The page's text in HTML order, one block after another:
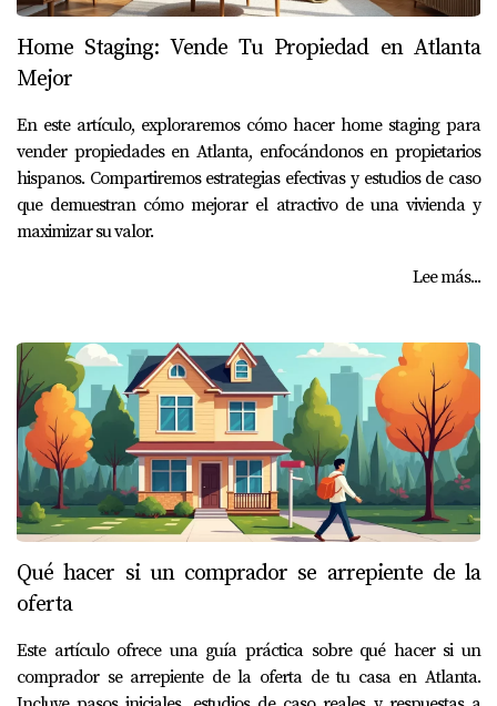
Home Staging: Vende Tu Propiedad en Atlanta
Mejor
En este artículo, exploraremos cómo hacer home staging para
vender propiedades en Atlanta, enfocándonos en propietarios
hispanos. Compartiremos estrategias efectivas y estudios de caso
que demuestran cómo mejorar el atractivo de una vivienda y
maximizar su valor.
Lee más...
Qué hacer si un comprador se arrepiente de la
oferta
Este artículo ofrece una guía práctica sobre qué hacer si un
comprador se arrepiente de la oferta de tu casa en Atlanta.